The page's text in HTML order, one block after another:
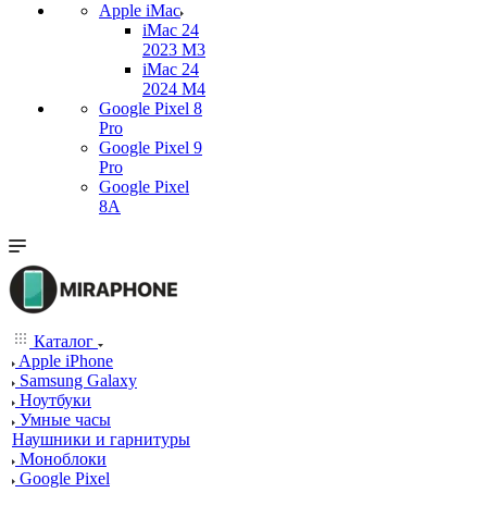
Apple iMac
iMac 24
2023 M3
iMac 24
2024 M4
Google Pixel 8
Pro
Google Pixel 9
Pro
Google Pixel
8A
Каталог
Apple iPhone
Samsung Galaxy
Ноутбуки
Умные часы
Наушники и гарнитуры
Моноблоки
Google Pixel